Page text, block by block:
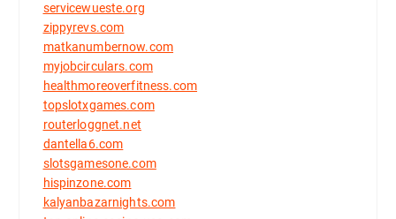
servicewueste.org
zippyrevs.com
matkanumbernow.com
myjobcirculars.com
healthmoreoverfitness.com
topslotxgames.com
routerloggnet.net
dantella6.com
slotsgamesone.com
hispinzone.com
kalyanbazarnights.com